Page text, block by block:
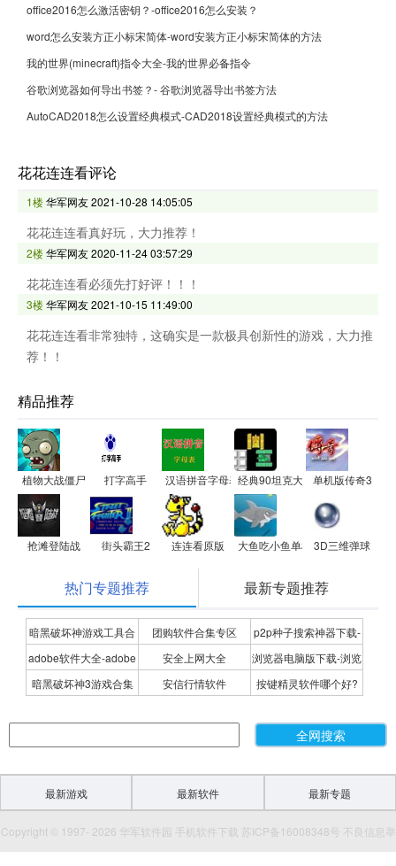
office2016怎么激活密钥？-office2016怎么安装？
word怎么安装方正小标宋简体-word安装方正小标宋简体的方法
我的世界(minecraft)指令大全-我的世界必备指令
谷歌浏览器如何导出书签？- 谷歌浏览器导出书签方法
AutoCAD2018怎么设置经典模式-CAD2018设置经典模式的方法
花花连连看评论
1楼华军网友2021-10-28 14:05:05
花花连连看真好玩，大力推荐！
2楼华军网友2020-11-24 03:57:29
花花连连看必须先打好评！！！
3楼华军网友2021-10-15 11:49:00
花花连连看非常独特，这确实是一款极具创新性的游戏，大力推
荐！！
精品推荐
植物大战僵尸 打字高手 汉语拼音字母表经典90坦克大战单机版传奇3
抢滩登陆战 街头霸王2 连连看原版 大鱼吃小鱼单机游戏合集
3D三维弹球
热门专题推荐 最新专题推荐
暗黑破坏神游戏工具合
集
团购软件合集专区
p2p种子搜索神器下载-
P2P种子搜索神器专题
adobe软件大全-adobe
全系列软件下载-adobe
安全上网大全
浏览器电脑版下载-浏览
器下载合集
暗黑破坏神3游戏合集 安信行情软件
按键精灵软件哪个好?
最新游戏 最新软件 最新专题
Copyright © 1997- 2026 华军软件园 手机软件下载 苏ICP备16008348号 不良信息举